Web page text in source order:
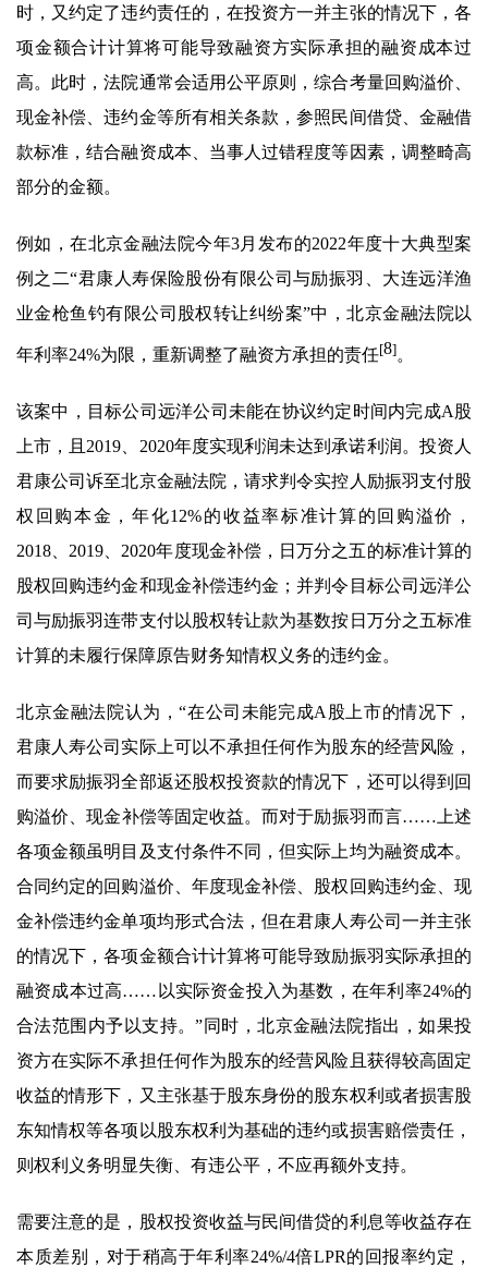
时，又约定了违约责任的，在投资方一并主张的情况下，各
项金额合计计算将可能导致融资方实际承担的融资成本过
高。此时，法院通常会适用公平原则，综合考量回购溢价、
现金补偿、违约金等所有相关条款，参照民间借贷、金融借
款标准，结合融资成本、当事人过错程度等因素，调整畸高
部分的金额。
例如，在北京金融法院今年3月发布的2022年度十大典型案
例之二“君康人寿保险股份有限公司与励振羽、大连远洋渔
业金枪鱼钓有限公司股权转让纠纷案”中，北京金融法院以
年利率24%为限，重新调整了融资方承担的责任[8]。
该案中，目标公司远洋公司未能在协议约定时间内完成A股
上市，且2019、2020年度实现利润未达到承诺利润。投资人
君康公司诉至北京金融法院，请求判令实控人励振羽支付股
权回购本金，年化12%的收益率标准计算的回购溢价，
2018、2019、2020年度现金补偿，日万分之五的标准计算的
股权回购违约金和现金补偿违约金；并判令目标公司远洋公
司与励振羽连带支付以股权转让款为基数按日万分之五标准
计算的未履行保障原告财务知情权义务的违约金。
北京金融法院认为，“在公司未能完成A股上市的情况下，
君康人寿公司实际上可以不承担任何作为股东的经营风险，
而要求励振羽全部返还股权投资款的情况下，还可以得到回
购溢价、现金补偿等固定收益。而对于励振羽而言……上述
各项金额虽明目及支付条件不同，但实际上均为融资成本。
合同约定的回购溢价、年度现金补偿、股权回购违约金、现
金补偿违约金单项均形式合法，但在君康人寿公司一并主张
的情况下，各项金额合计计算将可能导致励振羽实际承担的
融资成本过高……以实际资金投入为基数，在年利率24%的
合法范围内予以支持。”同时，北京金融法院指出，如果投
资方在实际不承担任何作为股东的经营风险且获得较高固定
收益的情形下，又主张基于股东身份的股东权利或者损害股
东知情权等各项以股东权利为基础的违约或损害赔偿责任，
则权利义务明显失衡、有违公平，不应再额外支持。
需要注意的是，股权投资收益与民间借贷的利息等收益存在
本质差别，对于稍高于年利率24%/4倍LPR的回报率约定，